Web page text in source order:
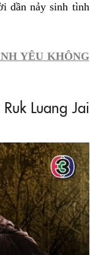
dần nảy sinh tình
YÊU KHÔNG
Luang Jai